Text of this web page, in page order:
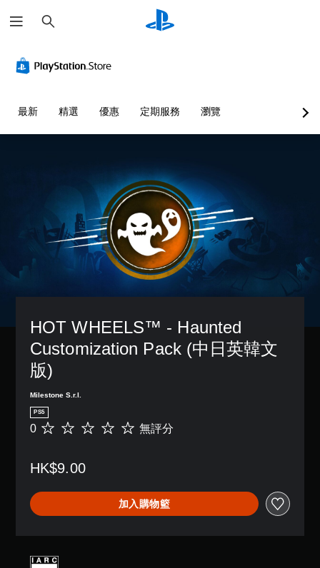
尋
最新 精選 優惠 定期服務 瀏覽
HOT WHEELS™ - Haunted
Customization Pack (中日英韓文
版)
Milestone S.r.l.
PS5
無
0 無評分
HK$9.00
加入購物籃